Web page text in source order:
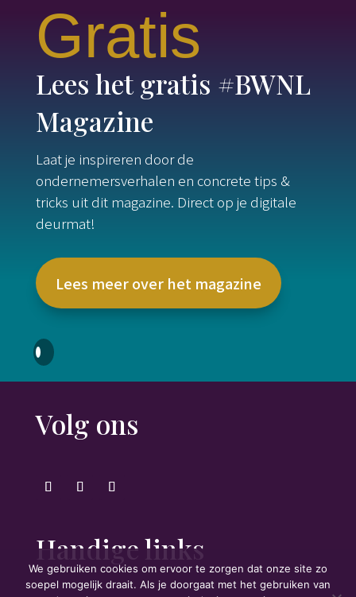
Gratis
Lees het gratis #BWNL
Magazine
Laat je inspireren door de
ondernemersverhalen en concrete tips &
tricks uit dit magazine. Direct op je digitale
deurmat!
Lees meer over het magazine
Volg ons
Handige links
We gebruiken cookies om ervoor te zorgen dat onze site zo
soepel mogelijk draait. Als je doorgaat met het gebruiken van